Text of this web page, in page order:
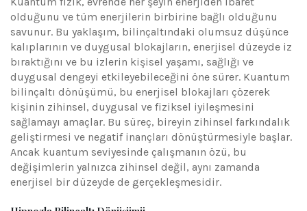
olduğunu ve tüm enerjilerin birbirine bağlı olduğunu
savunur. Bu yaklaşım, bilinçaltındaki olumsuz düşünce
kalıplarının ve duygusal blokajların, enerjisel düzeyde iz
bıraktığını ve bu izlerin kişisel yaşamı, sağlığı ve
duygusal dengeyi etkileyebileceğini öne sürer. Kuantum
bilinçaltı dönüşümü, bu enerjisel blokajları çözerek
kişinin zihinsel, duygusal ve fiziksel iyileşmesini
sağlamayı amaçlar. Bu süreç, bireyin zihinsel farkındalık
geliştirmesi ve negatif inançları dönüştürmesiyle başlar.
Ancak kuantum seviyesinde çalışmanın özü, bu
değişimlerin yalnızca zihinsel değil, aynı zamanda
enerjisel bir düzeyde de gerçekleşmesidir.